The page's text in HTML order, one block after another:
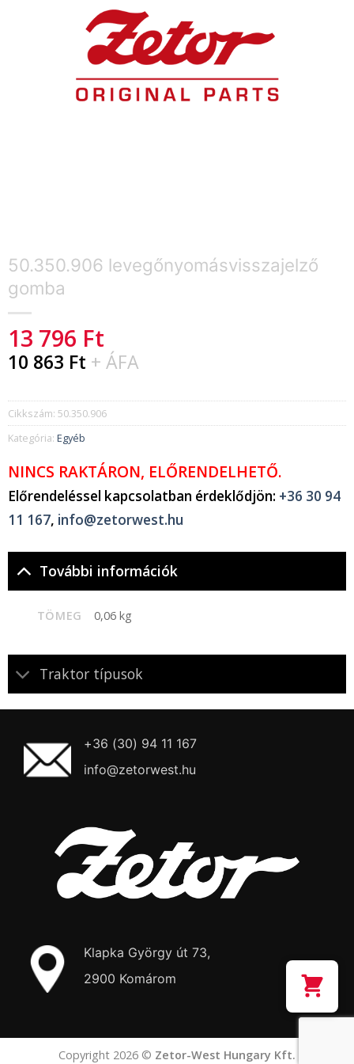
50.350.906 levegőnyomásvisszajelző
gomba
13 796 Ft
10 863 Ft + ÁFA
Cikkszám: 50.350.906
Kategória: Egyéb
NINCS RAKTÁRON, ELŐRENDELHETŐ.
Előrendeléssel kapcsolatban érdeklődjön: +36 30 94
11 167, info@zetorwest.hu
További információk
TÖMEG 0,06 kg
Traktor típusok
+36 (30) 94 11 167
info@zetorwest.hu
Klapka György út 73,
2900 Komárom
Copyright 2026 © Zetor-West Hungary Kft.